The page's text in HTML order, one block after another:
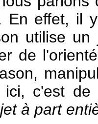
En effet, il
utilise
de
ici, c'est
à part